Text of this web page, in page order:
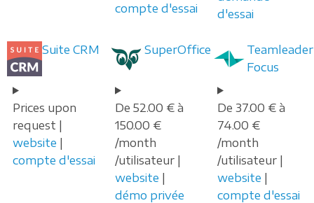
compte d'essai
d'essai
Suite CRM
Prices upon
request |
website |
compte d'essai
SuperOffice
De 52.00 € à
150.00 €
/month
/utilisateur |
website |
démo privée
Teamleader
Focus
De 37.00 € à
74.00 €
/month
/utilisateur |
website |
compte d'essai